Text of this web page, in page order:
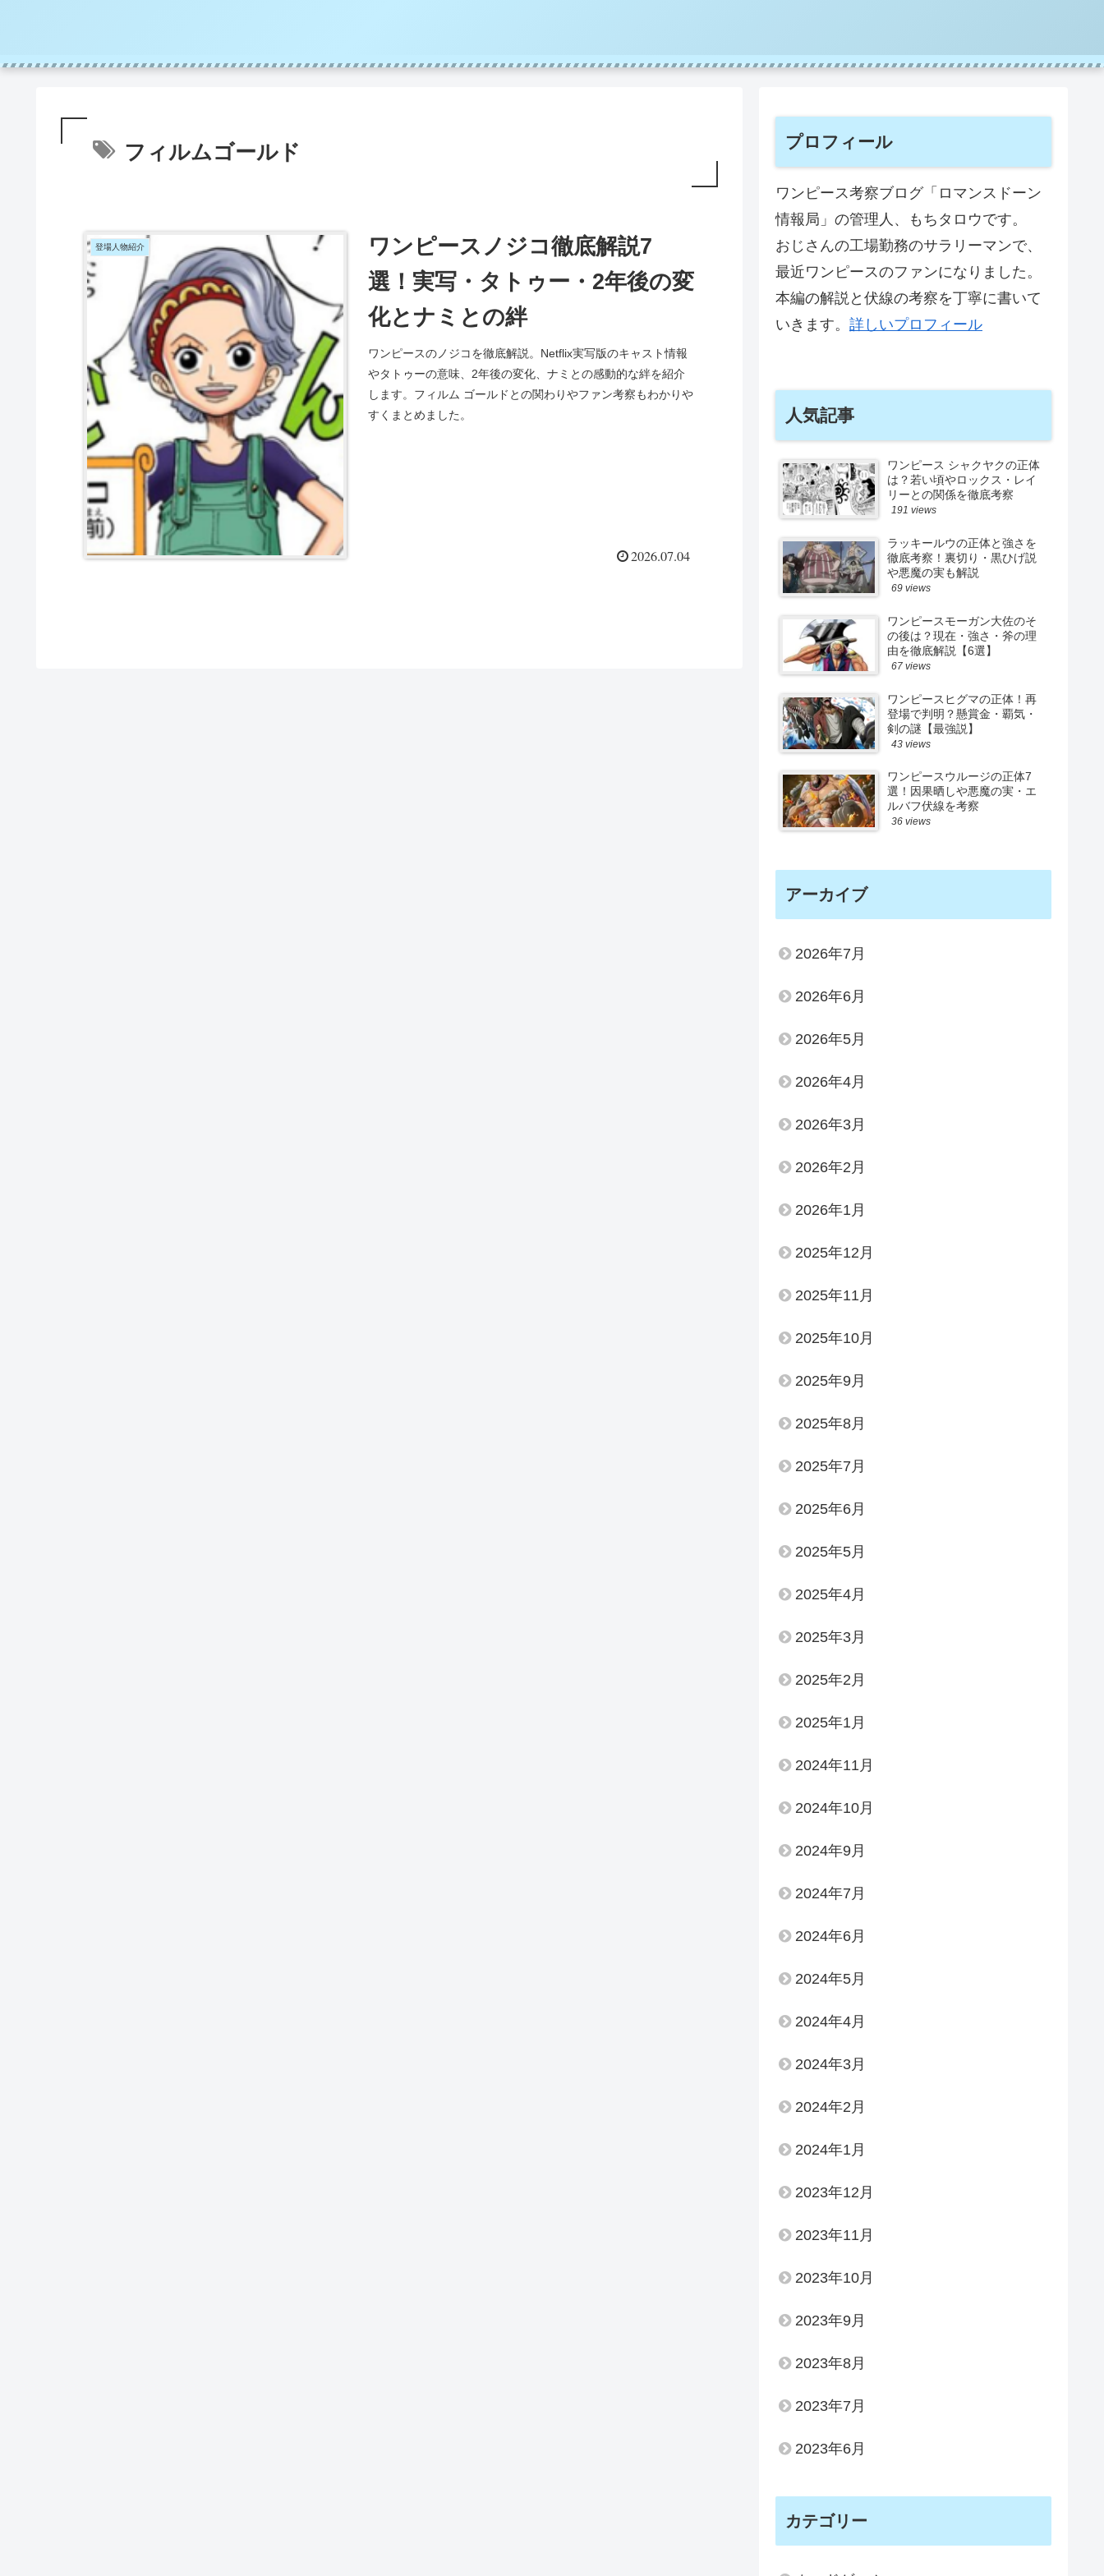
フィルムゴールド
登場人物紹介
ワンピースノジコ徹底解説7
選！実写・タトゥー・2年後の変
化とナミとの絆
ワンピースのノジコを徹底解説。Netflix実写版のキャスト情報
やタトゥーの意味、2年後の変化、ナミとの感動的な絆を紹介
します。フィルム ゴールドとの関わりやファン考察もわかりや
すくまとめました。
2026.07.04
プロフィール
ワンピース考察ブログ「ロマンスドーン
情報局」の管理人、もちタロウです。
おじさんの工場勤務のサラリーマンで、
最近ワンピースのファンになりました。
本編の解説と伏線の考察を丁寧に書いて
いきます。 詳しいプロフィール
人気記事
ワンピース シャクヤクの正体
は？若い頃やロックス・レイ
リーとの関係を徹底考察
191 views
ラッキールウの正体と強さを
徹底考察！裏切り・黒ひげ説
や悪魔の実も解説
69 views
ワンピースモーガン大佐のそ
の後は？現在・強さ・斧の理
由を徹底解説【6選】
67 views
ワンピースヒグマの正体！再
登場で判明？懸賞金・覇気・
剣の謎【最強説】
43 views
ワンピースウルージの正体7
選！因果晒しや悪魔の実・エ
ルバフ伏線を考察
36 views
アーカイブ
2026年7月
2026年6月
2026年5月
2026年4月
2026年3月
2026年2月
2026年1月
2025年12月
2025年11月
2025年10月
2025年9月
2025年8月
2025年7月
2025年6月
2025年5月
2025年4月
2025年3月
2025年2月
2025年1月
2024年11月
2024年10月
2024年9月
2024年7月
2024年6月
2024年5月
2024年4月
2024年3月
2024年2月
2024年1月
2023年12月
2023年11月
2023年10月
2023年9月
2023年8月
2023年7月
2023年6月
カテゴリー